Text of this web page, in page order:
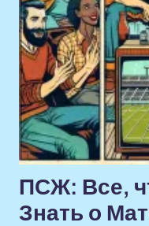
ПСЖ: Все,
Знать о